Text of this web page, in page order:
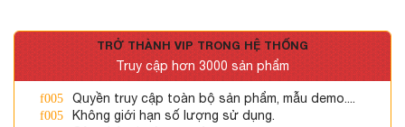
TRỞ THÀNH VIP TRONG HỆ THỐNG
Truy cập hơn 3000 sản phẩm
Quyền truy cập toàn bộ sản phẩm, mẫu demo....
Không giới hạn số lượng sử dụng.